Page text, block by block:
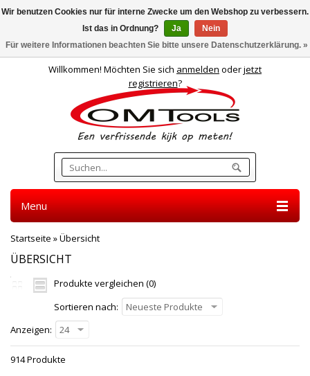
Willkommen! Möchten Sie sich anmelden oderjetzt
registrieren?
Menu
Startseite »Übersicht
ÜBERSICHT
Produkte vergleichen (0)
Sortieren nach:
Neueste Produkte
Anzeigen:
24
914 Produkte
Wir benutzen Cookies nur für interne Zwecke um den Webshop zu verbessern.
Ist das in Ordnung?
Ja
Nein
Für weitere Informationen beachten Sie bitte unsere Datenschutzerklärung. »